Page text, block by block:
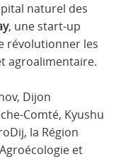
naturel des
, une start-up
révolutionner les
agroalimentaire.
Dijon
Comté, Kyushu
la Région
et